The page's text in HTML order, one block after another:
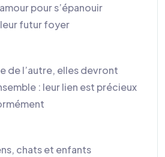
pour s’épanouir
futur foyer
de l’autre, elles devront
: leur lien est précieux
chats et enfants